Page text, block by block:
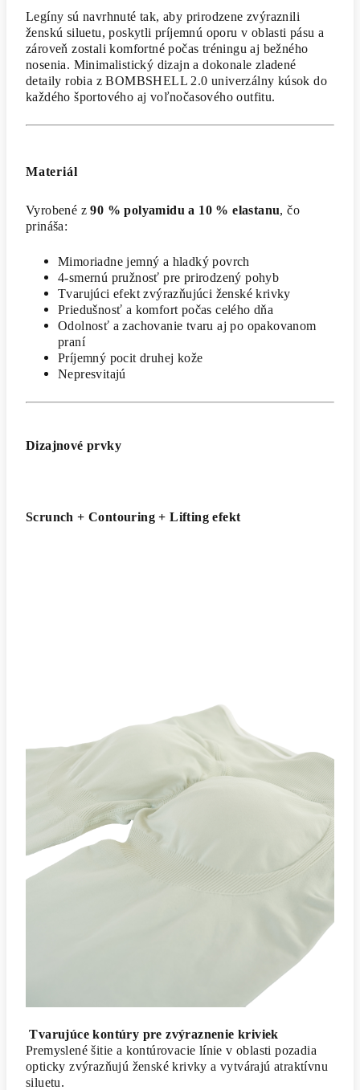
Legíny sú navrhnuté tak, aby prirodzene zvýraznili
ženskú siluetu, poskytli príjemnú oporu v oblasti pásu a
zároveň zostali komfortné počas tréningu aj bežného
nosenia. Minimalistický dizajn a dokonale zladené
detaily robia z BOMBSHELL 2.0 univerzálny kúsok do
každého športového aj voľnočasového outfitu.
Materiál
Vyrobené z90 % polyamidu a 10 % elastanu, čo
prináša:
Mimoriadne jemný a hladký povrch
4-smernú pružnosť pre prirodzený pohyb
Tvarujúci efekt zvýrazňujúci ženské krivky
Priedušnosť a komfort počas celého dňa
Odolnosť a zachovanie tvaru aj po opakovanom
praní
Príjemný pocit druhej kože
Nepresvitajú
Dizajnové prvky
Scrunch + Contouring + Lifting efekt
Tvarujúce kontúry pre zvýraznenie kriviek
Premyslené šitie a kontúrovacie línie v oblasti pozadia
opticky zvýrazňujú ženské krivky a vytvárajú atraktívnu
siluetu.